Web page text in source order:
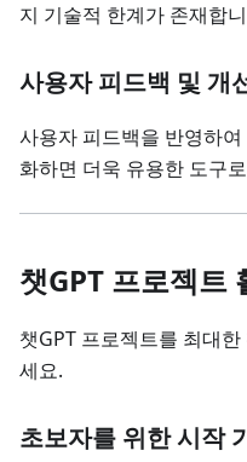
지 기술적 한계가 존재합
사용자 피드백 및 개
사용자 피드백을 반영하
화하면 더욱 유용한 도구
챗GPT 프로젝트
챗GPT 프로젝트를 최대
세요.
초보자를 위한 시작